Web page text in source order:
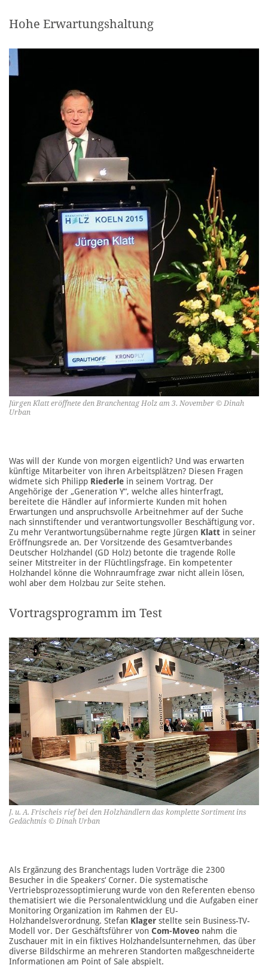
Hohe Erwartungshaltung
Jürgen Klatt eröffnete den Branchentag Holz am 3. November © Dinah
Urban
Was will der Kunde von morgen eigentlich? Und was erwarten
künftige Mitarbeiter von ihren Arbeitsplätzen? Diesen Fragen
widmete sich Philipp Riederle in seinem Vortrag. Der
Angehörige der „Generation Y“, welche alles hinterfragt,
bereitete die Händler auf informierte Kunden mit hohen
Erwartungen und anspruchsvolle Arbeitnehmer auf der Suche
nach sinnstiftender und verantwortungsvoller Beschäftigung vor.
Zu mehr Verantwortungsübernahme regte Jürgen Klatt in seiner
Eröffnungsrede an. Der Vorsitzende des Gesamtverbandes
Deutscher Holzhandel (GD Holz) betonte die tragende Rolle
seiner Mitstreiter in der Flüchtlingsfrage. Ein kompetenter
Holzhandel könne die Wohnraumfrage zwar nicht allein lösen,
wohl aber dem Holzbau zur Seite stehen.
Vortragsprogramm im Test
J. u. A. Frischeis rief bei den Holzhändlern das komplette Sortiment ins
Gedächtnis © Dinah Urban
Als Ergänzung des Branchentags luden Vorträge die 2300
Besucher in die Speakers‘ Corner. Die systematische
Vertriebsprozessoptimierung wurde von den Referenten ebenso
thematisiert wie die Personalentwicklung und die Aufgaben einer
Monitoring Organization im Rahmen der EU-
Holzhandelsverordnung. Stefan Klager stellte sein Business-TV-
Modell vor. Der Geschäftsführer von Com-Moveo nahm die
Zuschauer mit in ein fiktives Holzhandelsunternehmen, das über
diverse Bildschirme an mehreren Standorten maßgeschneiderte
Informationen am Point of Sale abspielt.